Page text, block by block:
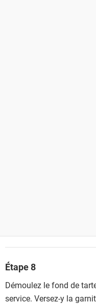
Étape 8
Démoulez le fond de
service. Versez-y la